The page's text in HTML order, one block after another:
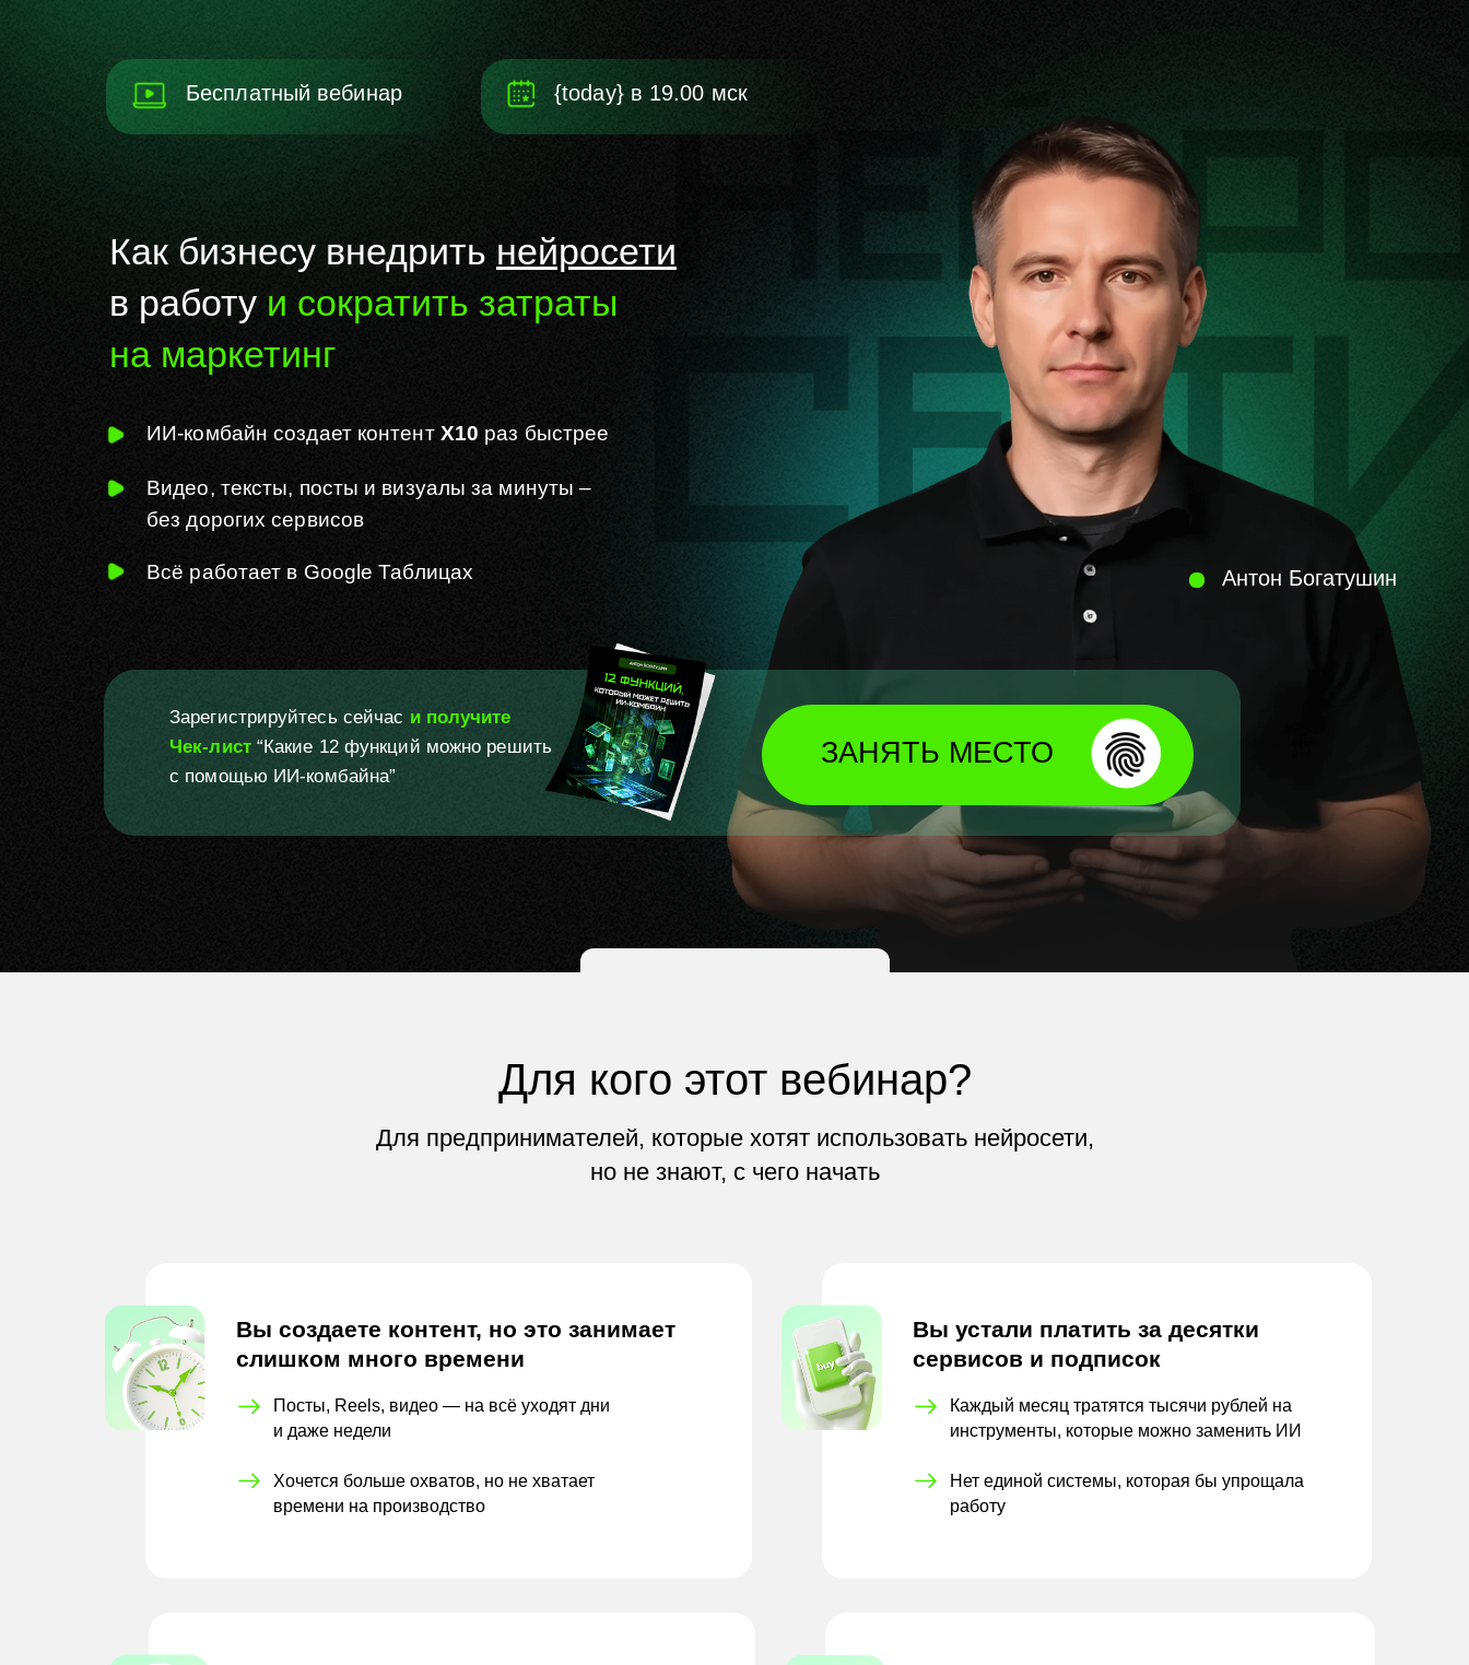
Бесплатный вебинар
Видео, тексты, посты и визуалы за минуты –
без дорогих сервисов
Всё работает в Google Таблицах
ИИ-комбайн создает контентХ10 раз быстрее
{today} в 19.00 мск
Как бизнесу внедрить нейросети
в работу и сократить затраты
на маркетинг
Зарегистрируйтесь сейчас и получите
Чек-лист “Какие 12 функций можно решить
с помощью ИИ-комбайна”
ЗАНЯТЬ МЕСТО
Антон Богатушин
Для кого этот вебинар?
Для предпринимателей, которые хотят использовать нейросети,
но не знают, с чего начать
Вы создаете контент, но это занимает
слишком много времени
Посты, Reels, видео — на всё уходят дни
и даже недели
Хочется больше охватов, но не хватает
времени на производство
Вы устали платить за десятки
сервисов и подписок
Каждый месяц тратятся тысячи рублей на
инструменты, которые можно заменить ИИ
Нет единой системы, которая бы упрощала
работу